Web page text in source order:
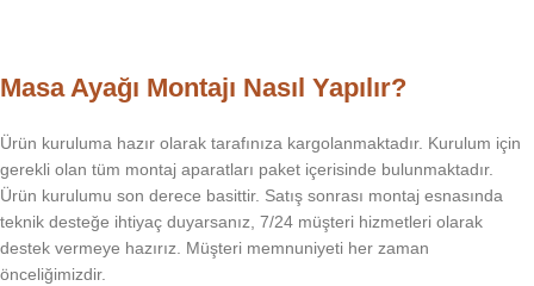
Masa Ayağı Montajı Nasıl Yapılır?
Ürün kuruluma hazır olarak tarafınıza kargolanmaktadır. Kurulum için
gerekli olan tüm montaj aparatları paket içerisinde bulunmaktadır.
Ürün kurulumu son derece basittir. Satış sonrası montaj esnasında
teknik desteğe ihtiyaç duyarsanız, 7/24 müşteri hizmetleri olarak
destek vermeye hazırız. Müşteri memnuniyeti her zaman
önceliğimizdir.